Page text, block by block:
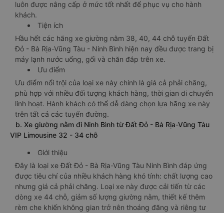
luôn được nâng cấp ở mức tốt nhất để phục vụ cho hành
khách.
Tiện ích
Hầu hết các hãng xe giường nằm 38, 40, 44 chỗ tuyến Đất
Đỏ - Bà Rịa-Vũng Tàu - Ninh Bình hiện nay đều được trang bị
máy lạnh nước uống, gối và chăn đắp trên xe.
Ưu điểm
Ưu điểm nổi trội của loại xe này chính là giá cả phải chăng,
phù hợp với nhiều đối tượng khách hàng, thời gian di chuyển
linh hoạt. Hành khách có thể dễ dàng chọn lựa hãng xe này
trên tất cả các tuyến đường.
b. Xe giường nằm đi Ninh Bình từ Đất Đỏ - Bà Rịa-Vũng Tàu
VIP Limousine 32 - 34 chỗ
Giới thiệu
Đây là loại xe Đất Đỏ - Bà Rịa-Vũng Tàu Ninh Bình đáp ứng
được tiêu chí của nhiều khách hàng khó tính: chất lượng cao
nhưng giá cả phải chăng. Loại xe này được cải tiến từ các
dòng xe 44 chỗ, giảm số lượng giường nằm, thiết kế thêm
rèm che khiến không gian trở nên thoáng đãng và riêng tư